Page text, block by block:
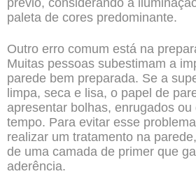
prévio, considerando a
paleta de cores predominante.
Outro erro comum está na
Muitas pessoas subestimam a
parede bem preparada. Se a
limpa, seca e lisa, o papel de
apresentar bolhas, enrugados
tempo. Para evitar esse
realizar um tratamento na
de uma camada de primer que
aderência.